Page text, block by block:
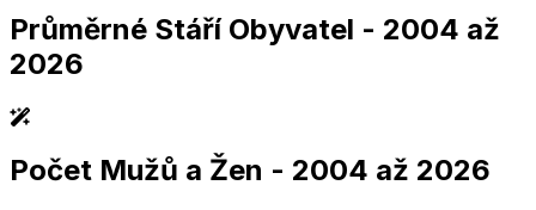
2,005 2,010 2,015 2,020 2,025
2,005 2,010 2,015 2,020 2,025
Průměrné Stáří Obyvatel - 2004 až
2026
2,005 2,010 2,015 2,020 2,025
2,005 2,010 2,015 2,020 2,025
Počet Mužů a Žen - 2004 až 2026